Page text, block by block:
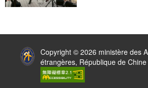
Copyright © 2026 ministère des
étrangères, République de